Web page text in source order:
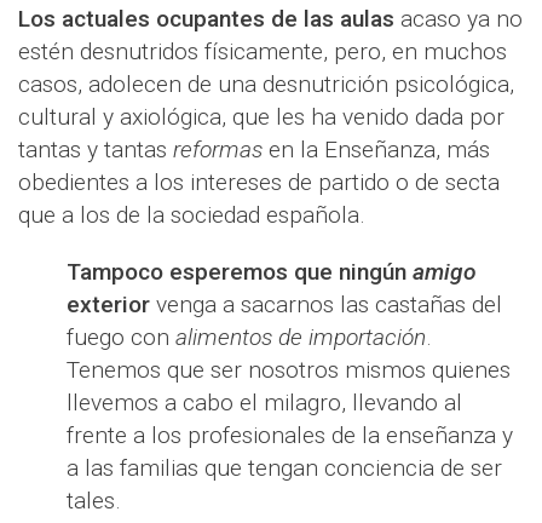
Los actuales ocupantes de las aulas acaso ya no
estén desnutridos físicamente, pero, en muchos
casos, adolecen de una desnutrición psicológica,
cultural y axiológica, que les ha venido dada por
tantas y tantas reformas en la Enseñanza, más
obedientes a los intereses de partido o de secta
que a los de la sociedad española.
Tampoco esperemos que ningún amigo
exterior venga a sacarnos las castañas del
fuego con alimentos de importación.
Tenemos que ser nosotros mismos quienes
llevemos a cabo el milagro, llevando al
frente a los profesionales de la enseñanza y
a las familias que tengan conciencia de ser
tales.